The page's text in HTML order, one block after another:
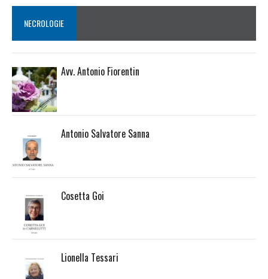
NECROLOGIE
Avv. Antonio Fiorentin
Antonio Salvatore Sanna
Cosetta Goi
Lionella Tessari